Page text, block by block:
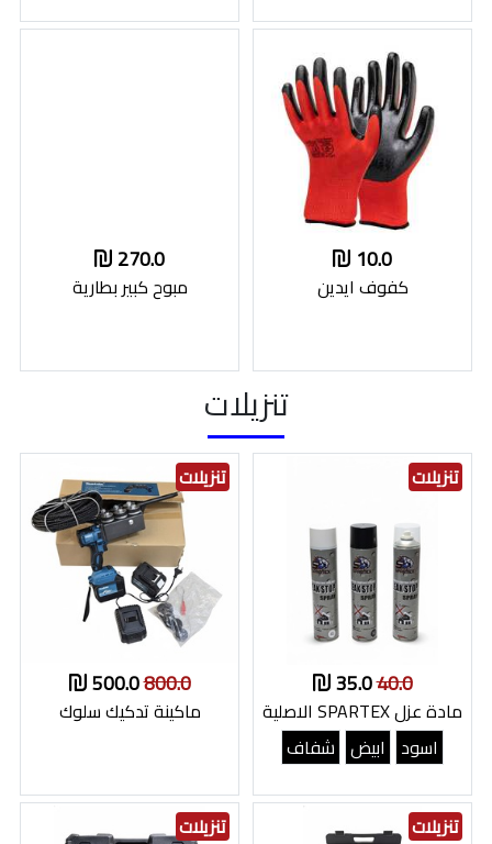
10.0
كفوف ايدين
270.0
مبوح كبير بطارية
تنزيلات
تنزيلات
40.0
35.0
مادة عزل SPARTEX الاصلية
اسود ابيض شفاف
تنزيلات
800.0
500.0
ماكينة تدكيك سلوك
تنزيلات تنزيلات